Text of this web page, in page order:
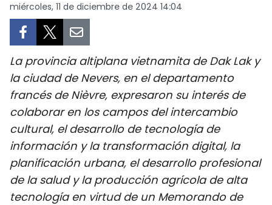
SALUD - MEDIO AMBIENTE
CULTURA - ENTRETENIMIENTO
INTERNACIONAL
DEPORTES
VIAJES
miércoles, 11 de diciembre de 2024 14:04
La provincia altiplana vietnamita de Dak Lak y
la ciudad de Nevers, en el departamento
francés de Nièvre, expresaron su interés de
colaborar en los campos del intercambio
cultural, el desarrollo de tecnología de
información y la transformación digital, la
planificación urbana, el desarrollo profesional
de la salud y la producción agrícola de alta
tecnología en virtud de un Memorando de